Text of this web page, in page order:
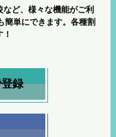
ど、様々な機能がご利
簡単にできます。各種割
録